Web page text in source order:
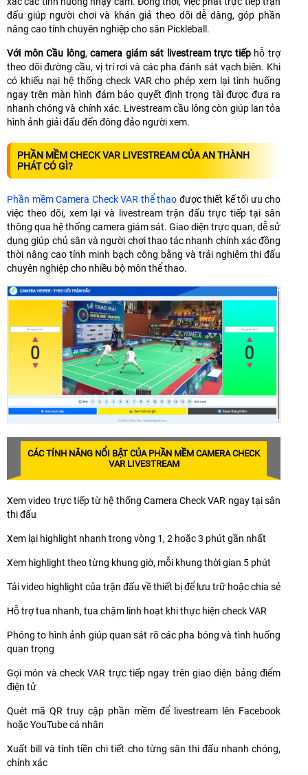
đấu giúp người chơi và khán giả theo dõi dễ dàng, góp phần
nâng cao tính chuyên nghiệp cho sân Pickleball.
Với môn Cầu lông,camera giám sát livestream trực tiếphỗ trợ
theo dõi đường cầu, vị trí rơi và các pha đánh sát vạch biên. Khi
có khiếu nại hệ thống check VAR cho phép xem lại tình huống
ngay trên màn hình đảm bảo quyết định trọng tài được đưa ra
nhanh chóng và chính xác. Livestream cầu lông còn giúp lan tỏa
hình ảnh giải đấu đến đông đảo người xem.
PHẦN MỀM CHECK VAR LIVESTREAM CỦA AN THÀNH
PHÁT CÓ GÌ?
Phần mềm Camera Check VAR thể thao được thiết kế tối ưu cho
việc theo dõi, xem lại và livestream trận đấu trực tiếp tại sân
thông qua hệ thống camera giám sát. Giao diện trực quan, dễ sử
dụng giúp chủ sân và người chơi thao tác nhanh chính xác đồng
thời nâng cao tính minh bạch công bằng và trải nghiệm thi đấu
chuyên nghiệp cho nhiều bộ môn thể thao.
CÁC TÍNH NĂNG NỔI BẬT CỦA PHẦN MỀM CAMERA CHECK
VAR LIVESTREAM
Xem video trực tiếp từ hệ thống Camera Check VAR ngay tại sân
thi đấu
Xem lại highlight nhanh trong vòng 1, 2 hoặc 3 phút gần nhất
Xem highlight theo từng khung giờ, mỗi khung thời gian 5 phút
Tải video highlight của trận đấu về thiết bị để lưu trữ hoặc chia sẻ
Hỗ trợ tua nhanh, tua chậm linh hoạt khi thực hiện check VAR
Phóng to hình ảnh giúp quan sát rõ các pha bóng và tình huống
quan trọng
Gọi món và check VAR trực tiếp ngay trên giao diện bảng điểm
điện tử
Quét mã QR truy cập phần mềm để livestream lên Facebook
hoặc YouTube cá nhân
Xuất bill và tính tiền chi tiết cho từng sân thi đấu nhanh chóng,
chính xác